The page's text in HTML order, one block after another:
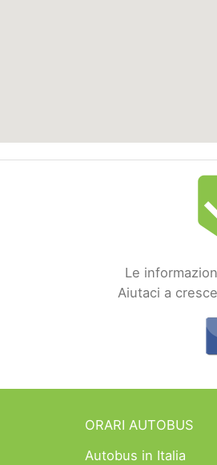
Le
Aiutaci a
ORARI AUTOBUS
Autobus in Italia